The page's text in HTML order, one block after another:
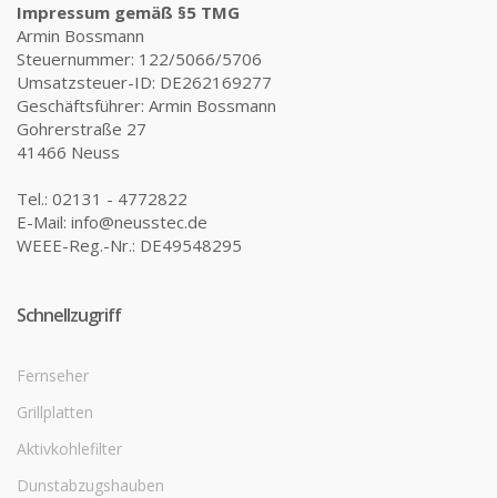
Impressum gemäß §5 TMG
Armin Bossmann
Steuernummer: 122/5066/5706
Umsatzsteuer-ID: DE262169277
Geschäftsführer: Armin Bossmann
Gohrerstraße 27
41466 Neuss
Tel.: 02131 - 4772822
E-Mail: info@neusstec.de
WEEE-Reg.-Nr.: DE49548295
Schnellzugriff
Fernseher
Grillplatten
Aktivkohlefilter
Dunstabzugshauben